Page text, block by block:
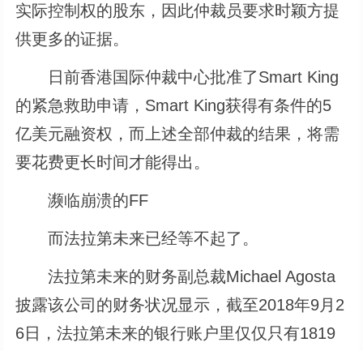
实际控制权的股东，因此仲裁员要求时颖方提
供更多的证据。
日前香港国际仲裁中心批准了Smart King
的紧急救助申请，Smart King获得有条件的5
亿美元融资权，而上述全部仲裁的结果，将需
要花费更长时间才能得出。
濒临崩溃的FF
而法拉第未来已经等不起了。
法拉第未来的财务副总裁Michael Agosta
披露该公司的财务状况显示，截至2018年9月2
6日，法拉第未来的银行账户里仅仅只有1819